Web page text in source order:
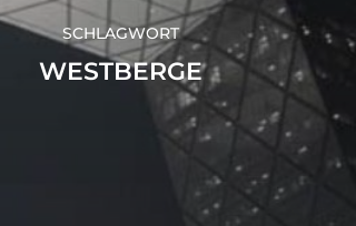
SCHLAGWORT
WESTBERGE